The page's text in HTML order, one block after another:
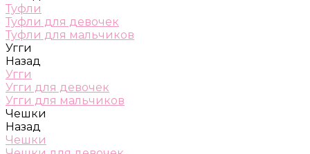
Туфли
Туфли для девочек
Туфли для мальчиков
Угги
Назад
Угги
Угги для девочек
Угги для мальчиков
Чешки
Назад
Чешки